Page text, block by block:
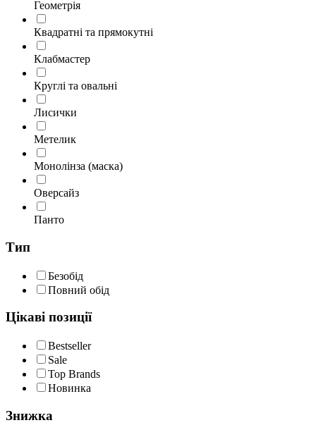
Геометрія
Квадратні та прямокутні
Клабмастер
Круглі та овальні
Лисички
Метелик
Монолінза (маска)
Оверсайз
Панто
Тип
Безобід
Повний обід
Цікаві позиції
Bestseller
Sale
Top Brands
Новинка
Знижка